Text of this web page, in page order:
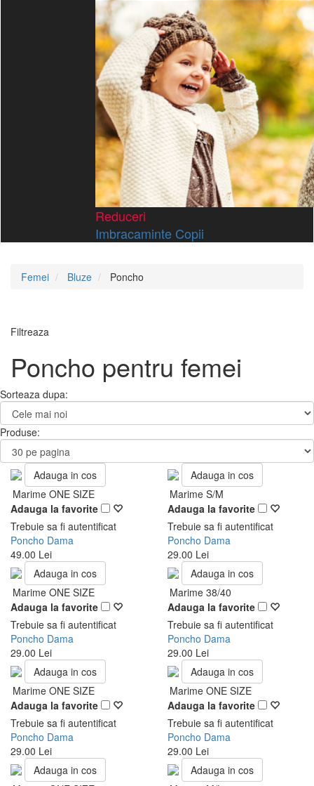
Reduceri
Imbracaminte Copii
Femei Bluze Poncho
Filtreaza
Poncho pentru femei
Sorteaza dupa:
Produse:
Adauga in cos
Marime ONE SIZE
Adauga la favorite
Trebuie sa fi autentificat
Poncho Dama
49.00 Lei
Adauga in cos
Marime S/M
Adauga la favorite
Trebuie sa fi autentificat
Poncho Dama
29.00 Lei
Adauga in cos
Marime ONE SIZE
Adauga la favorite
Trebuie sa fi autentificat
Poncho Dama
29.00 Lei
Adauga in cos
Marime 38/40
Adauga la favorite
Trebuie sa fi autentificat
Poncho Dama
29.00 Lei
Adauga in cos
Marime ONE SIZE
Adauga la favorite
Trebuie sa fi autentificat
Poncho Dama
29.00 Lei
Adauga in cos
Marime ONE SIZE
Adauga la favorite
Trebuie sa fi autentificat
Poncho Dama
29.00 Lei
Adauga in cos
Adauga in cos